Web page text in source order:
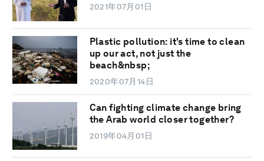
2021年07月01日
Plastic pollution: it's time to clean
up our act, not just the
beach&nbsp;
2020年07月14日
Can fighting climate change bring
the Arab world closer together?
2019年04月01日